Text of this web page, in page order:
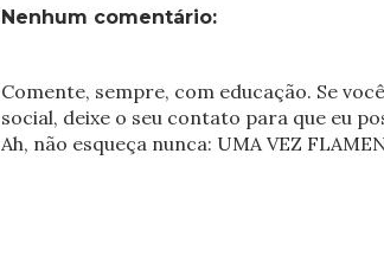
Nenhum comentário:
Comente, sempre, com educação. Se
social, deixe o seu contato para que eu
Ah, não esqueça nunca: UMA VEZ